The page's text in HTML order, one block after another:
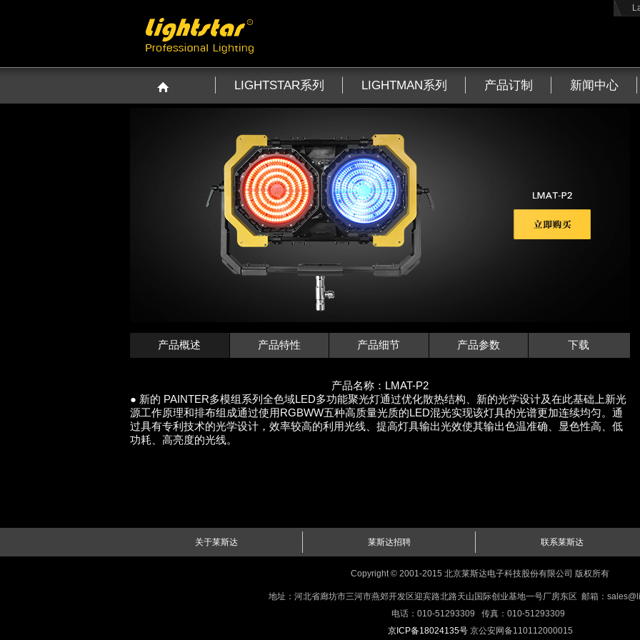
LIGHTSTAR系列 LIGHTMAN系列 产品订制 新闻中心
产品概述 产品特性 产品细节 产品参数 下载
产品名称：LMAT-P2
● 新的 PAINTER多模组系列全色域LED多功能聚光灯通过优化散热结构、新的光学设计及在此基础上新光
源工作原理和排布组成通过使用RGBWW五种高质量光质的LED混光实现该灯具的光谱更加连续均匀。通
过具有专利技术的光学设计，效率较高的利用光线、提高灯具输出光效使其输出色温准确、显色性高、低
功耗、高亮度的光线。
关于莱斯达 莱斯达招聘 联系莱斯达
Copyright © 2001-2015 北京莱斯达电子科技股份有限公司 版权所有
地址：河北省廊坊市三河市燕郊开发区迎宾路北路天山国际创业基地一号厂房东区 邮箱：
电话：010-51293309 传真：010-51293309
京ICP备18024135号京公安网备110112000015